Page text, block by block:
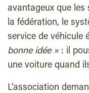
avantageux que les
la fédération, le
service de véhicule
bonne idée » : il
une voiture quand
L’association